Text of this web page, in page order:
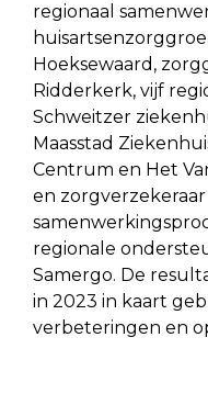
regionaal
Hoeksewaard,
Ridderkerk, vijf
Schweitzer
Maasstad
Centrum en Het
en zorgverzekeraar
regionale
Samergo. De
in 2023 in kaart
verbeteringen en